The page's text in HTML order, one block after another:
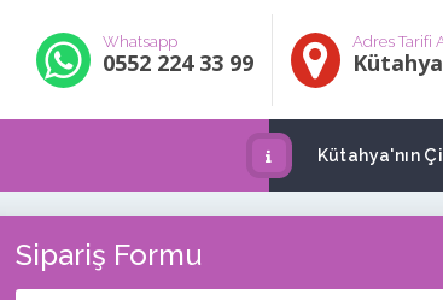
Whatsapp
0552 224 33 99
Adres Tarifi
Kütahya'nın
Sipariş Formu